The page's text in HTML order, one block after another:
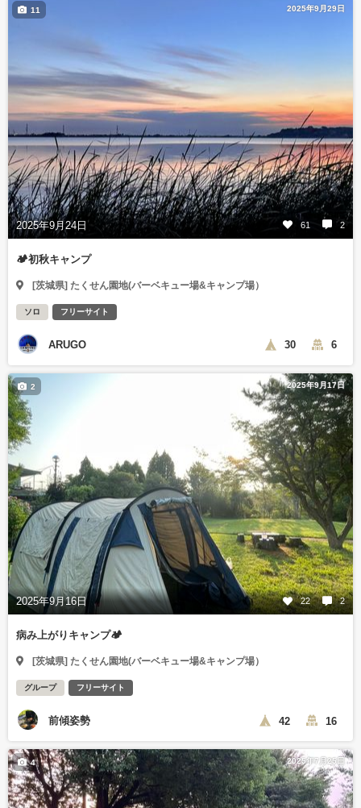
2025年9月29日
2025年9月24日 61 2
11
🏕️初秋キャンプ
[茨城県] たくせん園地(バーベキュー場&キャンプ場）
ソロ フリーサイト
ARUGO 30 6
2025年9月17日
2025年9月16日 22 2
2
病み上がりキャンプ🏕️
[茨城県] たくせん園地(バーベキュー場&キャンプ場）
グループ フリーサイト
前傾姿勢 42 16
2025年7月25日
4